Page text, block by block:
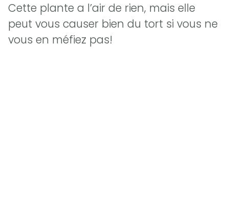
Cette plante a l’air de rien, mais elle
peut vous causer bien du tort si vous ne
vous en méfiez pas!